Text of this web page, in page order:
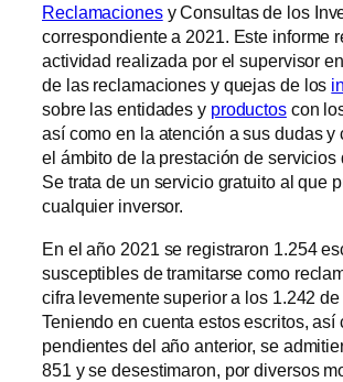
Reclamacionesy Consultas de los
correspondiente a 2021. Este informe
actividad realizada por el supervisor
de las reclamaciones y quejas de los
sobre las entidades y productoscon
así como en la atención a sus dudas y
el ámbito de la prestación de servicios
Se trata de un servicio gratuito al que
cualquier inversor.
En el año 2021 se registraron 1.254
susceptibles de tramitarse como
cifra levemente superior a los 1.242 de
Teniendo en cuenta estos escritos, así
pendientes del año anterior, se
851 y se desestimaron, por diversos